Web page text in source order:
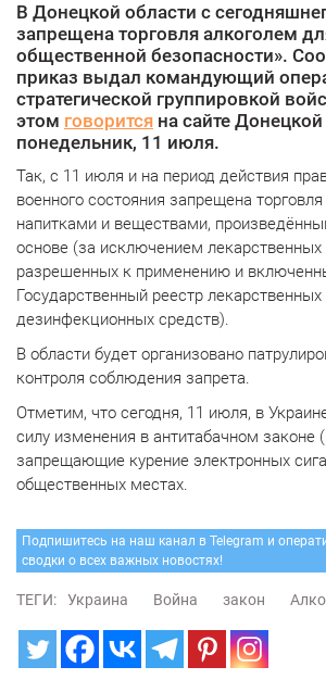
В Донецкой области с
запрещена торговля алкоголем
общественной безопасности».
приказ выдал командующий
стратегической группировкой
этом говорится на сайте
понедельник, 11 июля.
Так, с 11 июля и на период действия
военного состояния запрещена
напитками и веществами,
основе (за исключением лекарственных
разрешенных к применению и
Государственный реестр
дезинфекционных средств).
В области будет организовано
контроля соблюдения запрета.
Отметим, что сегодня, 11 июля, в
силу изменения в антитабачном законе
запрещающие курение электронных
общественных местах.
Подпишитесь на наш канал в Telegram и
сводки о всех важных новостях!
ТЕГИ: Украина Война закон